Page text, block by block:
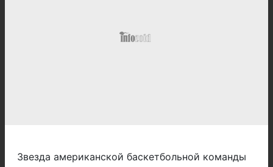
Звезда американской баскетбольной команды